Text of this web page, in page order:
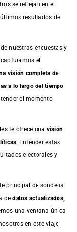
se reflejan en el
resultados de
nuestras encuestasy
el
visión completa de
a lo largo del tiempo
el momento
te ofrece una visión
. Entender estas
electorales y
principal de sondeos
dedatos actualizados,
una ventana única
en este viaje